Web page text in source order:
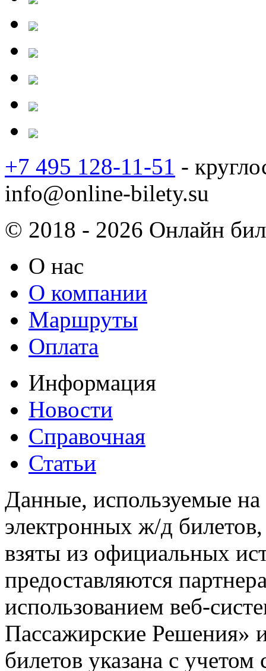
+7 495 128-11-51 -
info@online-bilety.su
© 2018 - 2026 Онлайн
О нас
О компании
Маршруты
Оплата
Информация
Новости
Справочная
Статьи
Данные, используемые на
электронных ж/д
взяты из официальных
предоставляются
использованием веб-
Пассажирские
билетов указана с